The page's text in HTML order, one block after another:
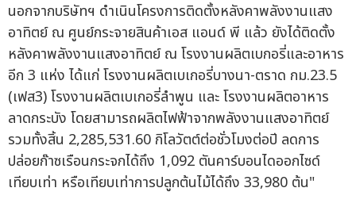
นอกจากบริษัทฯ ดำเนินโครงการติดตั้งหลังคาพลังงานแสง
อาทิตย์ ณ ศูนย์กระจายสินค้าเอส แอนด์ พี แล้ว ยังได้ติดตั้ง
หลังคาพลังงานแสงอาทิตย์ ณ โรงงานผลิตเบกอรี่และอาหาร
อีก 3 แห่ง ได้แก่ โรงงานผลิตเบเกอรี่บางนา-ตราด กม.23.5
(เฟส3) โรงงานผลิตเบเกอรี่ลำพูน และ โรงงานผลิตอาหาร
ลาดกระบัง โดยสามารถผลิตไฟฟ้าจากพลังงานแสงอาทิตย์
รวมทั้งสิ้น 2,285,531.60 กิโลวัตต์ต่อชั่วโมงต่อปี ลดการ
ปล่อยก๊าซเรือนกระจกได้ถึง 1,092 ตันคาร์บอนไดออกไซด์
เทียบเท่า หรือเทียบเท่าการปลูกต้นไม้ได้ถึง 33,980 ต้น"